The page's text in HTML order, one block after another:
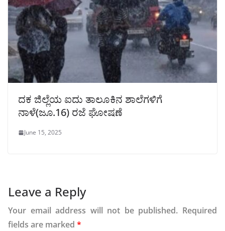
ದಕ ಜಿಲ್ಲೆಯ ಐದು ತಾಲೂಕಿನ ಶಾಲೆಗಳಿಗೆ
ನಾಳೆ(ಜೂ.16) ರಜೆ ಘೋಷಣೆ
June 15, 2025
Leave a Reply
Your email address will not be published. Required
fields are marked *